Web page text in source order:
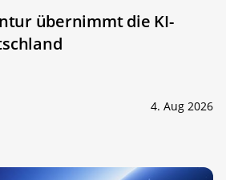
übernimmt die KI-
4. Aug 2026